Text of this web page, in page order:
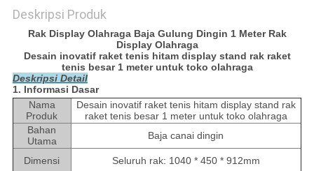
Deskripsi Produk
Rak Display Olahraga Baja Gulung Dingin 1 Meter Rak
Display Olahraga
Desain inovatif raket tenis hitam display stand rak raket
tenis besar 1 meter untuk toko olahraga
Deskripsi Detail
1. Informasi Dasar
Nama
Produk
Desain inovatif raket tenis hitam display stand rak
raket tenis besar 1 meter untuk toko olahraga
Bahan
Utama
Baja canai dingin
Dimensi Seluruh rak: 1040 * 450 * 912mm